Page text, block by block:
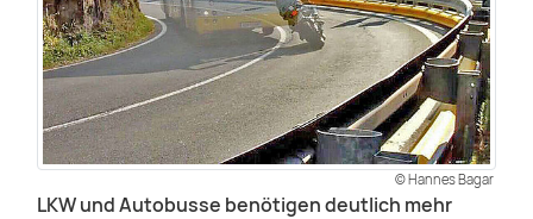
© Hannes Bagar
LKW und Autobusse benötigen deutlich mehr